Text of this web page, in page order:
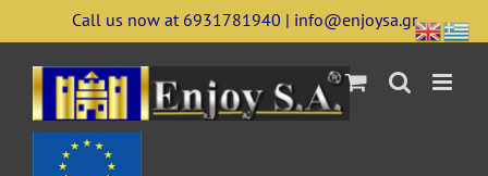
to
content
Call us now at 6931781940 | info@enjoysa.gr